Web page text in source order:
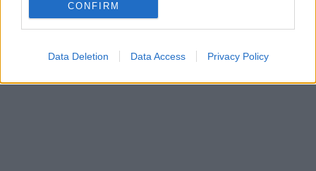
CONFIRM
Data Deletion Data Access Privacy Policy